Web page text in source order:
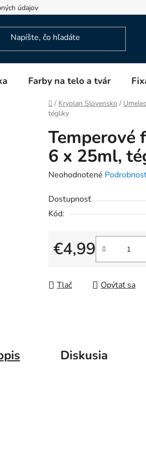
údajov
Farby na telo a tvár
Domov
/ Kryolan Slovensko /
tégliky
Temperové
6 x 25ml,
Priemerné
produktu
je
Neohodnotené
Dostupnosť
Kód:
€4,99
Jednotková cena:
Tlač Opýtať sa
Diskusia